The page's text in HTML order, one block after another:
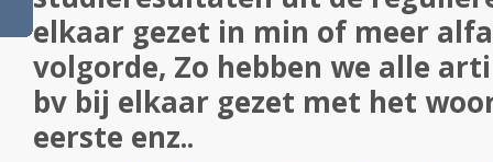
elkaar gezet in min of meer
volgorde, Zo hebben we alle
bv bij elkaar gezet met het
eerste enz..